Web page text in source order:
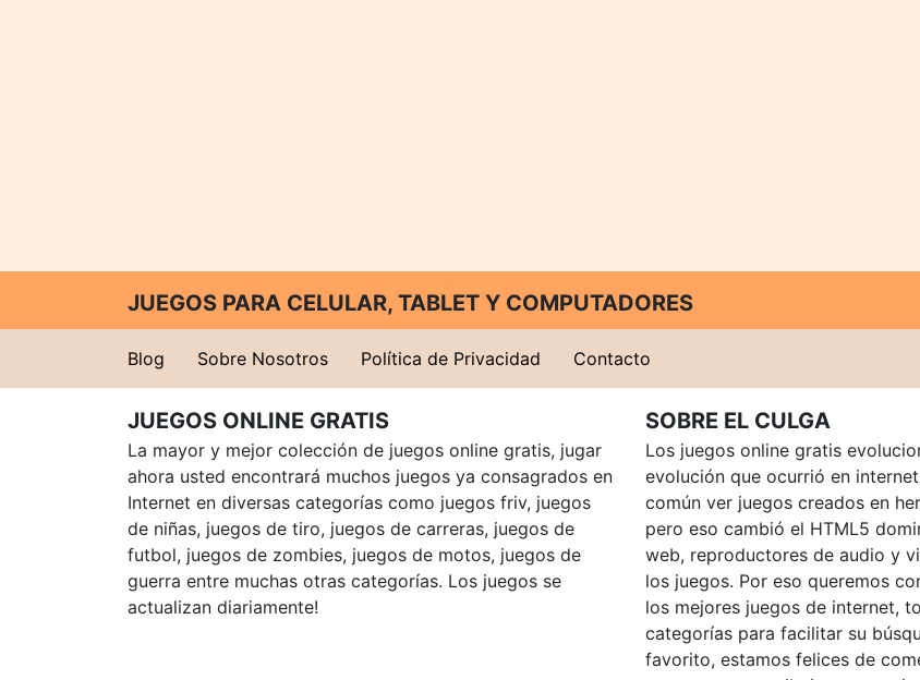
JUEGOS PARA CELULAR, TABLET Y COMPUTADORES
Blog Sobre Nosotros Política de Privacidad Contacto
JUEGOS ONLINE GRATIS
La mayor y mejor colección de juegos online gratis, jugar
ahora usted encontrará muchos juegos ya consagrados en
Internet en diversas categorías como juegos friv, juegos
de niñas, juegos de tiro, juegos de carreras, juegos de
futbol, juegos de zombies, juegos de motos, juegos de
guerra entre muchas otras categorías. Los juegos se
actualizan diariamente!
SOBRE EL CULGA
Los juegos online gratis
evolución que ocurrió en
común ver juegos creados en
pero eso cambió el HTML5
web, reproductores de audio y
los juegos. Por eso queremos
los mejores juegos de internet,
categorías para facilitar su
favorito, estamos felices de